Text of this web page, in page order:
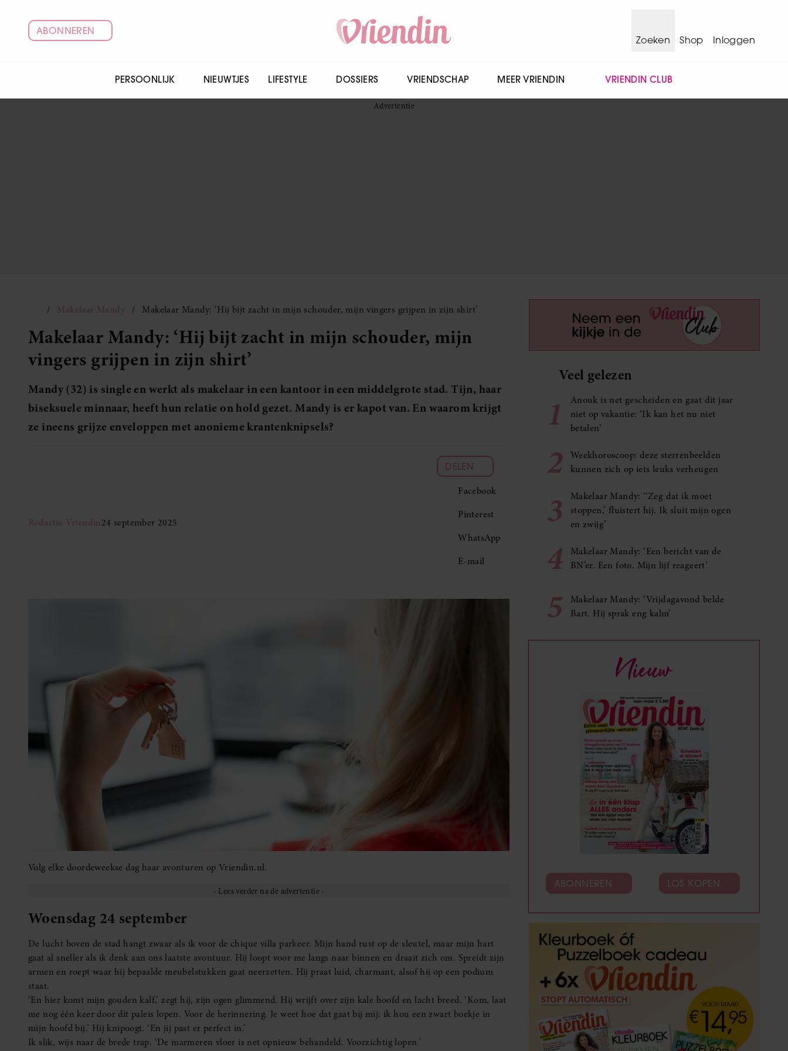
ABONNEREN
Zoeken
Shop Inloggen
PERSOONLIJK NIEUWTJES LIFESTYLE DOSSIERS VRIENDSCHAP MEER VRIENDIN VRIENDIN CLUB
Makelaar Mandy Makelaar Mandy: ‘Hij bijt zacht in mijn schouder, mijn vingers grijpen in zijn shirt’
Makelaar Mandy: ‘Hij bijt zacht in mijn schouder, mijn
vingers grijpen in zijn shirt’
Mandy (32) is single en werkt als makelaar in een kantoor in een middelgrote stad. Tijn, haar
biseksuele minnaar, heeft hun relatie on hold gezet. Mandy is er kapot van. En waarom krijgt
ze ineens grijze enveloppen met anonieme krantenknipsels?
Redactie Vriendin24 september 2025
DELEN
Facebook
Pinterest
WhatsApp
E-mail
Volg elke doordeweekse dag haar avonturen op Vriendin.nl.
Woensdag 24 september
De lucht boven de stad hangt zwaar als ik voor de chique villa parkeer. Mijn hand rust op de sleutel, maar mijn hart
gaat al sneller als ik denk aan ons laatste avontuur. Hij loopt voor me langs naar binnen en draait zich om. Spreidt zijn
armen en roept waar hij bepaalde meubelstukken gaat neerzetten. Hij praat luid, charmant, alsof hij op een podium
staat.
‘En hier komt mijn gouden kalf,’ zegt hij, zijn ogen glimmend. Hij wrijft over zijn kale hoofd en lacht breed. ‘Kom, laat
me nog één keer door dit paleis lopen. Voor de herinnering. Je weet hoe dat gaat bij mij: ik hou een zwart boekje in
mijn hoofd bij.’ Hij knipoogt. ‘En jij past er perfect in.’
Ik slik, wijs naar de brede trap. ‘De marmeren vloer is net opnieuw behandeld. Voorzichtig lopen.’
Veel gelezen
1
Anouk is net gescheiden en gaat dit jaar
niet op vakantie: ‘Ik kan het nu niet
betalen’
2
Weekhoroscoop: deze sterrenbeelden
kunnen zich op iets leuks verheugen
3
Makelaar Mandy: ‘‘Zeg dat ik moet
stoppen,’ fluistert hij. Ik sluit mijn ogen
en zwijg’
4
Makelaar Mandy: ‘Een bericht van de
BN’er. Een foto. Mijn lijf reageert’
5
Makelaar Mandy: ‘Vrijdagavond belde
Bart. Hij sprak eng kalm’
Nieuw
ABONNEREN LOS KOPEN